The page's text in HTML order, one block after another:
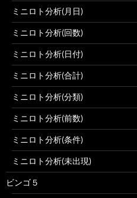
ミニロト分析(月日)
ミニロト分析(回数)
ミニロト分析(日付)
ミニロト分析(合計)
ミニロト分析(分類)
ミニロト分析(前数)
ミニロト分析(条件)
ミニロト分析(未出現)
ビンゴ５